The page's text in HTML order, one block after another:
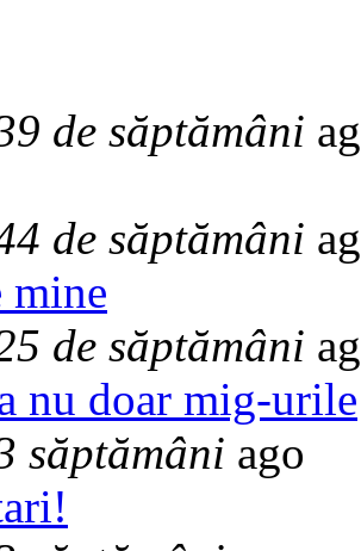
de săptămâni
de săptămâni
mine
de săptămâni
nu doar mig-urile
săptămâni ago